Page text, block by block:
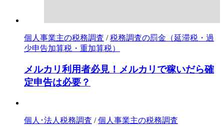
個人事業主の税務調査 /税務調査の罰金（延滞税・過
少申告加算税・重加算税）
メルカリ利用者必見！メルカリで稼いだら確
定申告は必要？
個人･法人税務調査 /個人事業主の税務調査